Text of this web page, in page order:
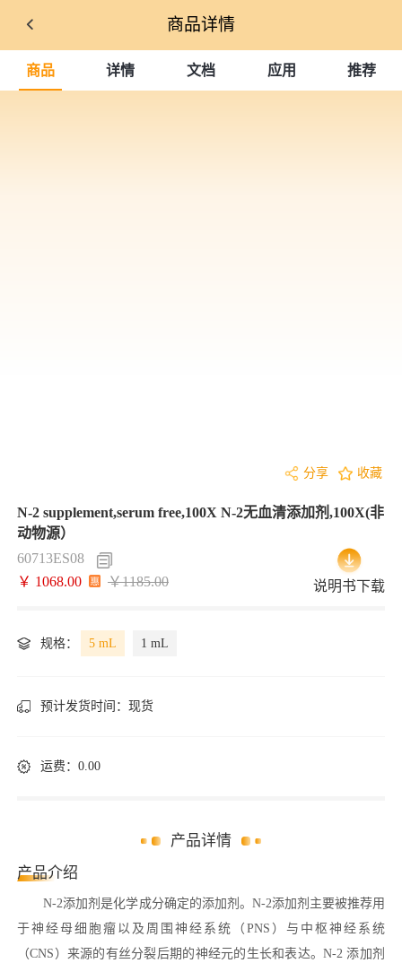
商品详情
商品 详情 文档 应用 推荐
分享 收藏
N-2 supplement,serum free,100X N-2无血清添加剂,100X(非
动物源）
60713ES08
￥ 1068.00
￥1185.00 说明书下载
规格： 5 mL 1 mL
预计发货时间： 现货
运费：0.00
产品详情
产品介绍
N-2添加剂是化学成分确定的添加剂。N-2添加剂主要被推荐用
于神经母细胞瘤以及周围神经系统（PNS）与中枢神经系统
（CNS）来源的有丝分裂后期的神经元的生长和表达。N-2 添加剂